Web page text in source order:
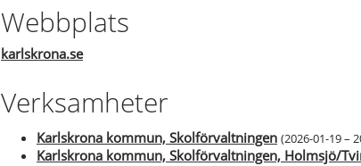
Webbplats
karlskrona.se
Verksamheter
Karlskrona kommun, Skolförvaltningen (2026-01-19 –
Karlskrona kommun, Skolförvaltningen, Holmsjö/